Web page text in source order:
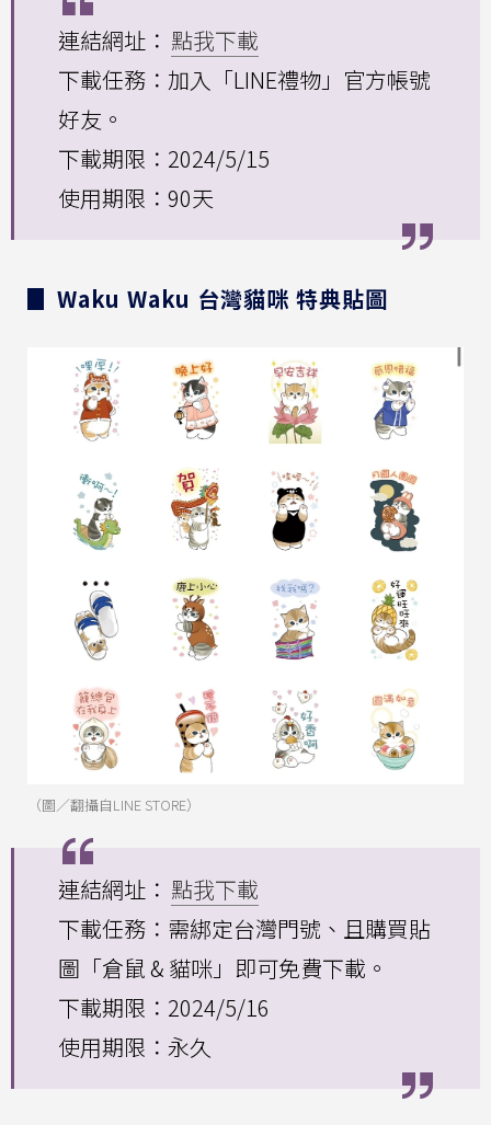
連結網址： 點我下載
下載任務：加入「LINE禮物」官方帳號
好友。
下載期限：2024/5/15
使用期限：90天
▊ Waku Waku 台灣貓咪 特典貼圖
（圖／翻攝自LINE STORE）
連結網址： 點我下載
下載任務：需綁定台灣門號、且購買貼
圖「倉鼠 & 貓咪」即可免費下載。
下載期限：2024/5/16
使用期限：永久